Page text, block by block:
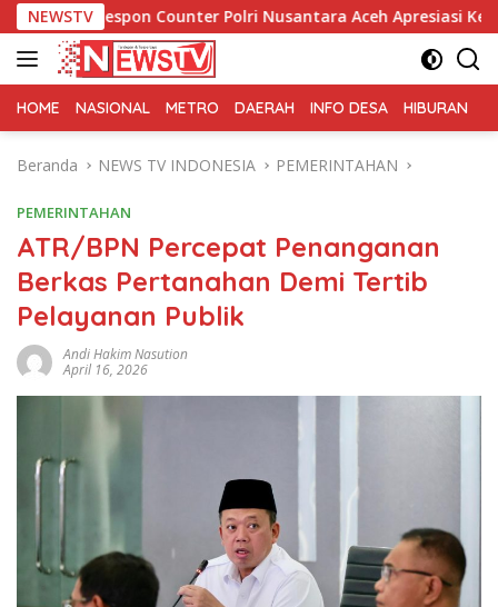
Langsung
ke
konten
NEWSTV
Counter Polri Nusantara Aceh Apresiasi Kepedulian Sosial
HOME NASIONAL METRO DAERAH INFO DESA HIBURAN
Beranda NEWS TV INDONESIA PEMERINTAHAN
PEMERINTAHAN
ATR/BPN Percepat Penanganan
Berkas Pertanahan Demi Tertib
Pelayanan Publik
Andi Hakim Nasution
April 16, 2026